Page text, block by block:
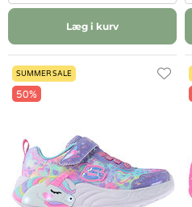
Læg i kurv
SUMMER SALE
50%